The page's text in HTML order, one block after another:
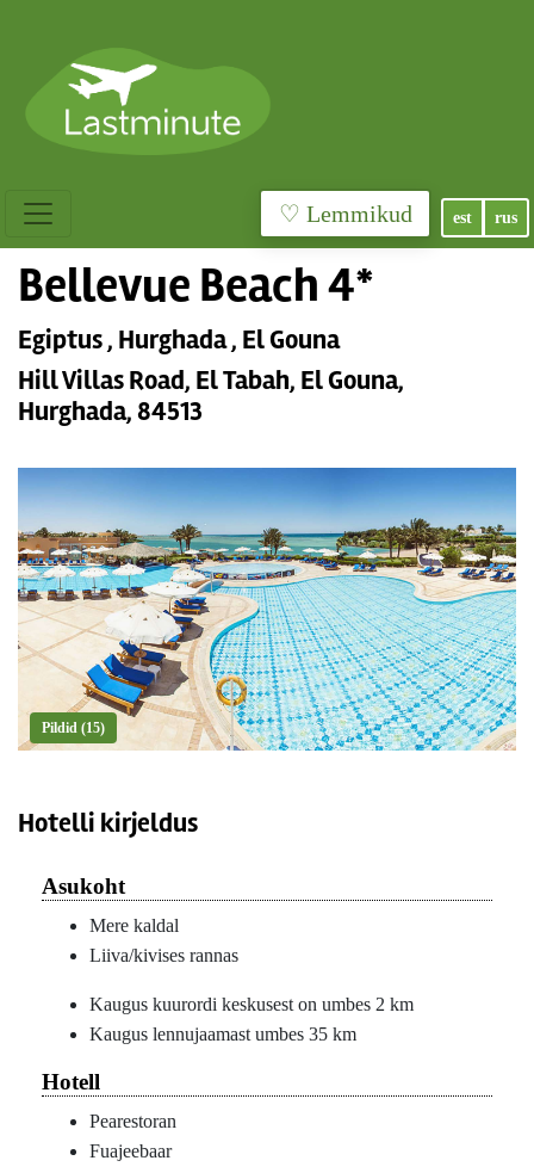
♡ Lemmikud est rus
Bellevue Beach 4*
Egiptus , Hurghada , El Gouna
Hill Villas Road, El Tabah, El Gouna,
Hurghada, 84513
Pildid (15)
Hotelli kirjeldus
Asukoht
Mere kaldal
Liiva/kivises rannas
Kaugus kuurordi keskusest on umbes 2 km
Kaugus lennujaamast umbes 35 km
Hotell
Pearestoran
Fuajeebaar